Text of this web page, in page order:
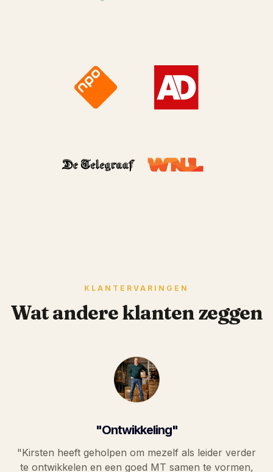
KLANTERVARINGEN
Wat andere klanten zeggen
"Ontwikkeling"
"Kirsten heeft geholpen om mezelf als leider verder
te ontwikkelen en een goed MT samen te vormen,